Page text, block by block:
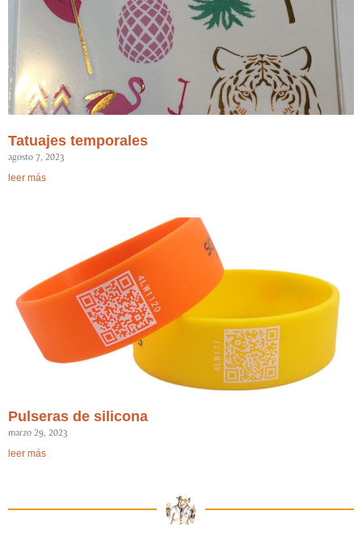
Tatuajes temporales
agosto 7, 2023
leer más
Pulseras de silicona
marzo 29, 2023
leer más